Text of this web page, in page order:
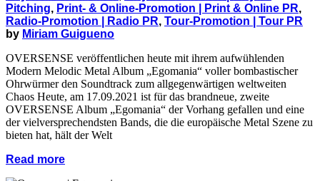
Pitching, Print- & Online-Promotion | Print & Online PR,
Radio-Promotion | Radio PR, Tour-Promotion | Tour PR
by Miriam Guigueno
OVERSENSE veröffentlichen heute mit ihrem aufwühlenden
Modern Melodic Metal Album „Egomania“ voller bombastischer
Ohrwürmer den Soundtrack zum allgegenwärtigen weltweiten
Chaos Heute, am 17.09.2021 ist für das brandneue, zweite
OVERSENSE Album „Egomania“ der Vorhang gefallen und eine
der vielversprechendsten Bands, die die europäische Metal Szene zu
bieten hat, hält der Welt
Read more